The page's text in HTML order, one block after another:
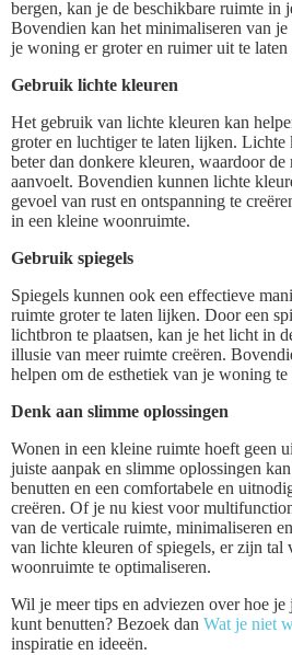
bergen, kan je de beschikbare ruimte in
Bovendien kan het minimaliseren van
je woning er groter en ruimer uit te laten
Gebruik lichte kleuren
Het gebruik van lichte kleuren kan
groter en luchtiger te laten lijken. Lichte
beter dan donkere kleuren, waardoor
aanvoelt. Bovendien kunnen lichte
gevoel van rust en ontspanning te
in een kleine woonruimte.
Gebruik spiegels
Spiegels kunnen ook een effectieve
ruimte groter te laten lijken. Door een
lichtbron te plaatsen, kan je het licht in
illusie van meer ruimte creëren.
helpen om de esthetiek van je woning te
Denk aan slimme oplossingen
Wonen in een kleine ruimte hoeft geen
juiste aanpak en slimme oplossingen
benutten en een comfortabele en
creëren. Of je nu kiest voor
van de verticale ruimte, minimaliseren
van lichte kleuren of spiegels, er zijn tal
woonruimte te optimaliseren.
Wil je meer tips en adviezen over hoe
kunt benutten? Bezoek dan Wat je niet
inspiratie en ideeën.